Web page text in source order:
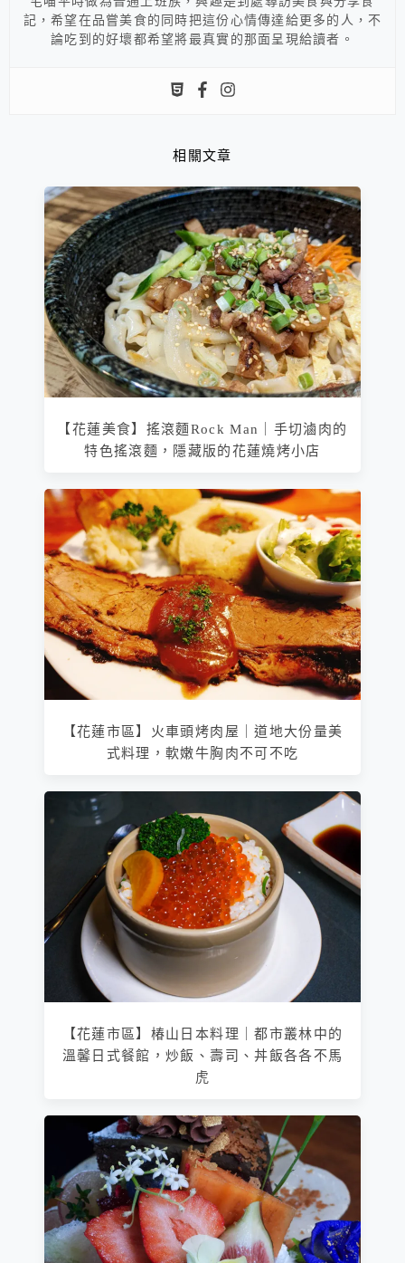
記，希望在品嘗美食的同時把這份心情傳達給更多的人，不
論吃到的好壞都希望將最真實的那面呈現給讀者。
相關文章
【花蓮美食】搖滾麵Rock Man｜手切滷肉的
特色搖滾麵，隱藏版的花蓮燒烤小店
【花蓮市區】火車頭烤肉屋｜道地大份量美
式料理，軟嫩牛胸肉不可不吃
【花蓮市區】椿山日本料理｜都市叢林中的
溫馨日式餐館，炒飯、壽司、丼飯各各不馬
虎